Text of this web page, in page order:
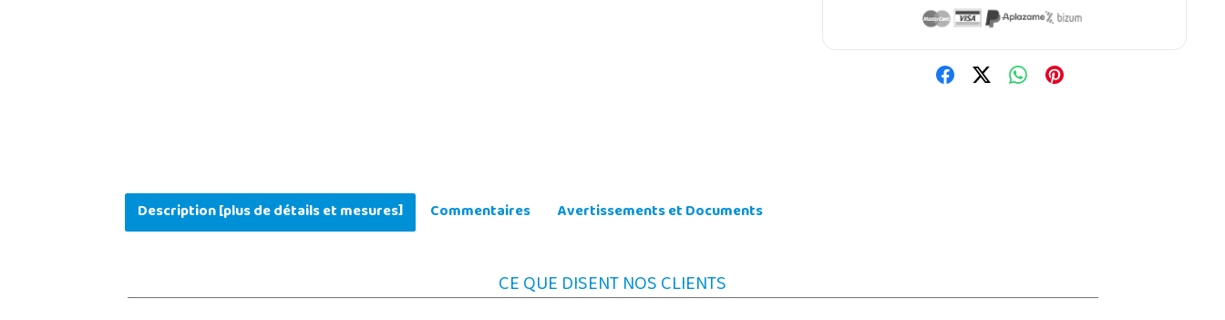
Description [plus de détails et mesures] Commentaires Avertissements et Documents
CE QUE DISENT NOS CLIENTS